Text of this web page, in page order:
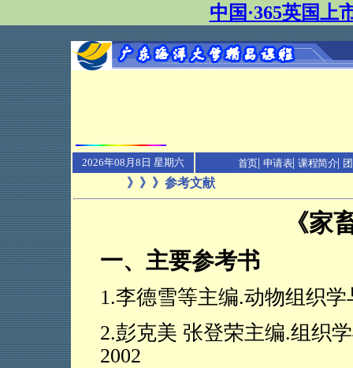
中国·365英国上
2026年08月8日 星期六 首页| 申请表| 课程简介|
》》》参考文献
《家
一、主要参考书
1.李德雪等主编.动物组织学
2.彭克美 张登荣主编.组织
2002